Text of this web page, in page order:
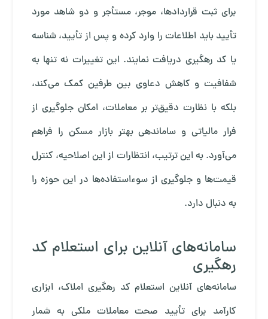
برای ثبت قراردادها، موجر، مستأجر و دو شاهد مورد
تأیید باید اطلاعات را وارد کرده و پس از تأیید، شناسه
یا کد رهگیری دریافت نمایند. این تغییرات نه تنها به
شفافیت و کاهش دعاوی بین طرفین کمک می‌کند،
بلکه با نظارت دقیق‌تر بر معاملات، امکان جلوگیری از
فرار مالیاتی و ساماندهی بهتر بازار مسکن را فراهم
می‌آورد. به این ترتیب، انتظارات از این اصلاحیه، کنترل
قیمت‌ها و جلوگیری از سوءاستفاده‌ها در این حوزه را
به دنبال دارد.
سامانه‌های آنلاین برای استعلام کد
رهگیری
سامانه‌های آنلاین استعلام کد رهگیری املاک، ابزاری
کارآمد برای تأیید صحت معاملات ملکی به شمار